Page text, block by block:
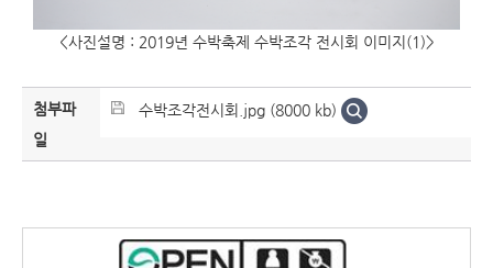
<사진설명 : 2019년 수박축제 수박조각 전시회 이미지(1)>
첨부파
일
수박조각전시회.jpg (8000 kb)